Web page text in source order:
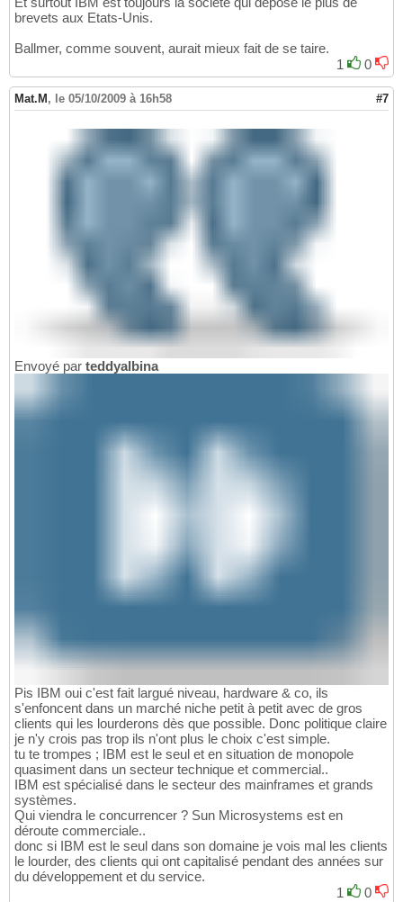
brevets aux Etats-Unis.
Ballmer, comme souvent, aurait mieux fait de se taire.
1
0
Mat.M , le 05/10/2009 à 16h58 #7
Envoyé par teddyalbina
Pis IBM oui c'est fait largué niveau, hardware & co, ils
s'enfoncent dans un marché niche petit à petit avec de gros
clients qui les lourderons dès que possible. Donc politique claire
je n'y crois pas trop ils n'ont plus le choix c'est simple.
tu te trompes ; IBM est le seul et en situation de monopole
quasiment dans un secteur technique et commercial..
IBM est spécialisé dans le secteur des mainframes et grands
systèmes.
Qui viendra le concurrencer ? Sun Microsystems est en
déroute commerciale..
donc si IBM est le seul dans son domaine je vois mal les clients
le lourder, des clients qui ont capitalisé pendant des années sur
du développement et du service.
1
0